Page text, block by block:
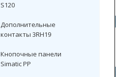
S120
Дополнительные
контакты 3RH19
Кнопочные панели
Simatic PP